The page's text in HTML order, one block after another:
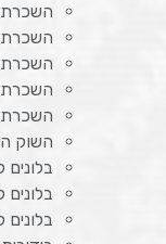
השכרת
השכרת
השכרת
השכרת
השוק
בלונים
בלונים
בלונים